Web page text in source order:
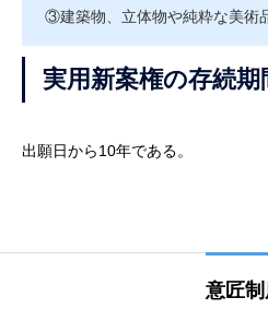
③建築物、立体物や純粋な美術
実用新案権の存続期
出願日から10年である。
意匠